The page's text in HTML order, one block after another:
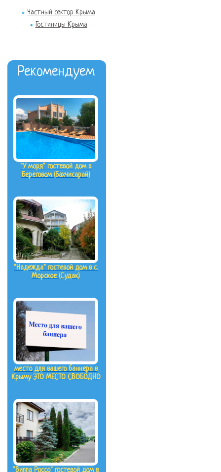
Частный сектор Крыма
Гостиницы Крыма
Рекомендуем
"У моря" гостевой дом в
Береговом (Бахчисарай)
"Надежда" гостевой дом в с.
Морское (Судак)
место для вашего баннера в
Крыму ЭТО МЕСТО СВОБОДНО
"Вилла Россо" гостевой дом в